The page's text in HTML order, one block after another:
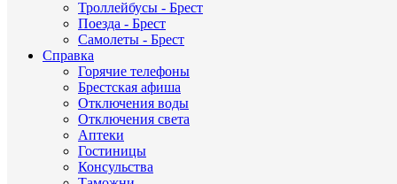
Троллейбусы - Брест
Поезда - Брест
Самолеты - Брест
Справка
Горячие телефоны
Брестская афиша
Отключения воды
Отключения света
Аптеки
Гостиницы
Консульства